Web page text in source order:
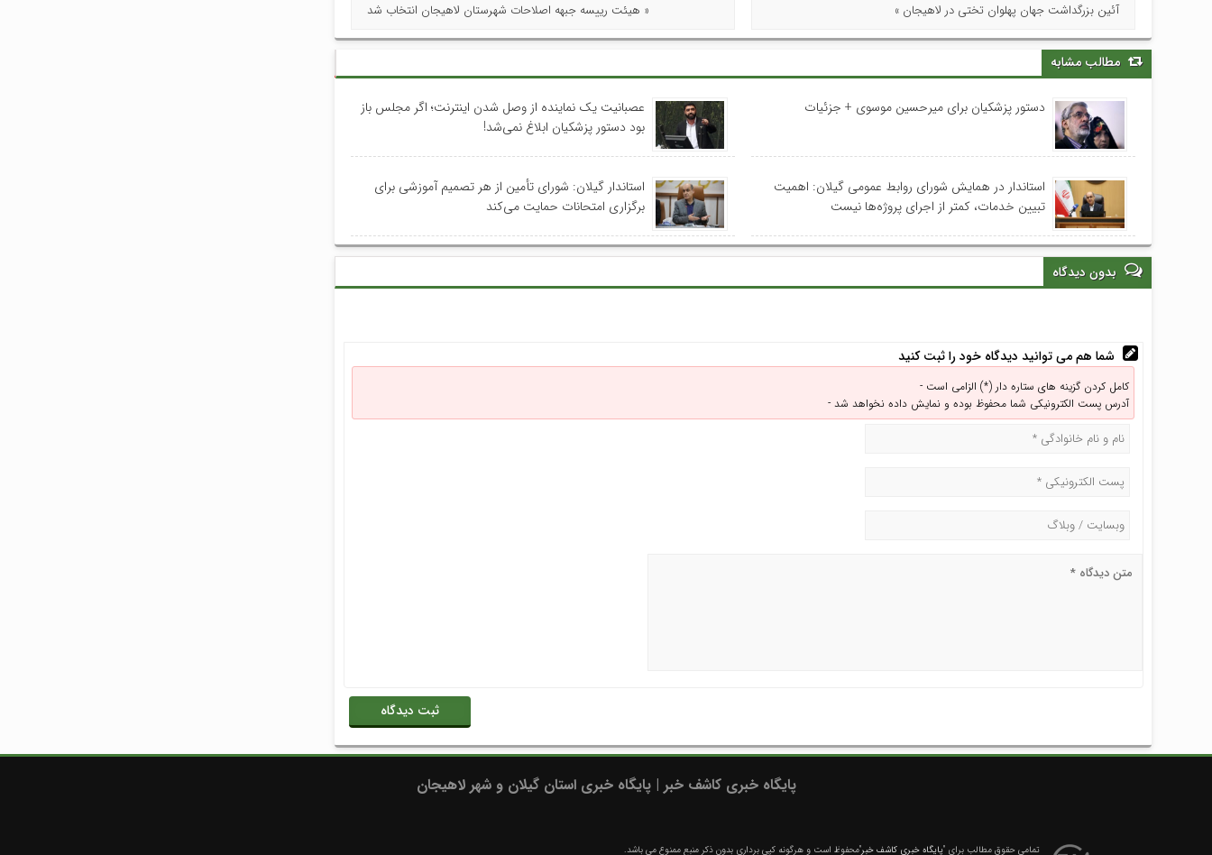
آئین بزرگداشت جهان پهلوان تختی در لاهیجان » « هیئت رییسه جبهه اصلاحات شهرستان لاهیجان انتخاب شد
مطالب مشابه
دستور پزشکیان برای میرحسین موسوی + جزئیات
عصبانیت یک نماینده از وصل شدن اینترنت؛ اگر مجلس باز
بود دستور پزشکیان ابلاغ نمی‌شد!
استاندار در همایش شورای روابط عمومی‌ گیلان: اهمیت
تبیین خدمات، کمتر از اجرای پروژه‌ها نیست
استاندار گیلان: شورای تأمین از هر تصمیم آموزشی برای
برگزاری امتحانات حمایت می‌کند
بدون دیدگاه
شما هم می توانید دیدگاه خود را ثبت کنید
کامل کردن گزینه های ستاره دار (*) الزامی است -
آدرس پست الکترونیکی شما محفوظ بوده و نمایش داده نخواهد شد -
پایگاه خبری کاشف خبر | پایگاه خبری استان گیلان و شهر لاهیجان
تمامی حقوق مطالب برای "پایگاه خبری کاشف خبر"محفوظ است و هرگونه کپی برداری بدون ذکر منبع ممنوع می باشد.